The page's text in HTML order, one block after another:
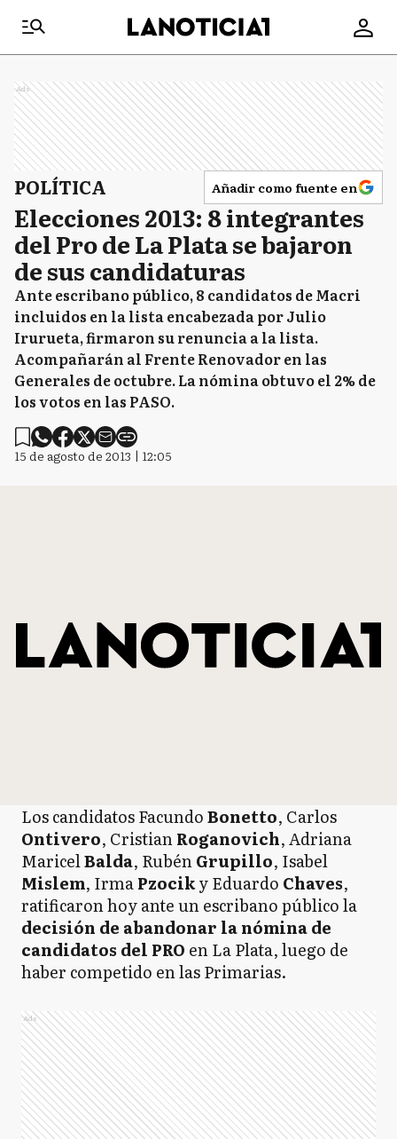
Ads
POLÍTICA Añadir como fuente en
Elecciones 2013: 8 integrantes
del Pro de La Plata se bajaron
de sus candidaturas
Ante escribano público, 8 candidatos de Macri
incluidos en la lista encabezada por Julio
Irurueta, firmaron su renuncia a la lista.
Acompañarán al Frente Renovador en las
Generales de octubre. La nómina obtuvo el 2% de
los votos en las PASO.
15 de agosto de 2013 | 12:05
Los candidatos FacundoBonetto, Carlos
Ontivero, CristianRoganovich, Adriana
MaricelBalda, RubénGrupillo, Isabel
Mislem, IrmaPzociky Eduardo Chaves,
ratificaron hoy ante un escribano público la
decisión de abandonar la nómina de
candidatos del PRO en La Plata, luego de
haber competido en las Primarias.
Ads